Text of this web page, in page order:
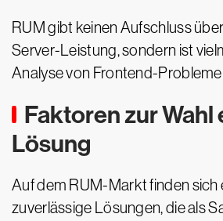
RUM gibt keinen Aufschluss
Server-Leistung, sondern ist
Analyse von Frontend-
Faktoren zur Wahl
Lösung
Auf dem RUM-Markt finden sich
zuverlässige Lösungen, die als